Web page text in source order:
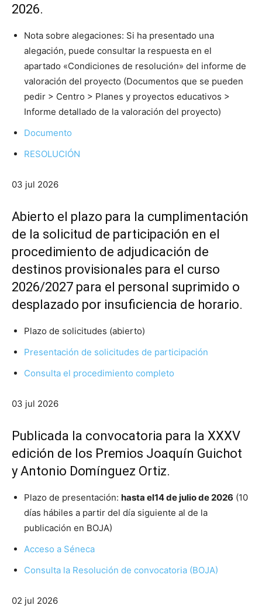
2026.
Nota sobre alegaciones: Si ha presentado una
alegación, puede consultar la respuesta en el
apartado «Condiciones de resolución» del informe de
valoración del proyecto (Documentos que se pueden
pedir > Centro > Planes y proyectos educativos >
Informe detallado de la valoración del proyecto)
Documento
RESOLUCIÓN
03 jul 2026
Abierto el plazo para la cumplimentación
de la solicitud de participación en el
procedimiento de adjudicación de
destinos provisionales para el curso
2026/2027 para el personal suprimido o
desplazado por insuficiencia de horario.
Plazo de solicitudes (abierto)
Presentación de solicitudes de participación
Consulta el procedimiento completo
03 jul 2026
Publicada la convocatoria para la XXXV
edición de los Premios Joaquín Guichot
y Antonio Domínguez Ortiz.
Plazo de presentación: hasta el14de juliode 2026 (10
días hábiles a partir del día siguiente al de la
publicación en BOJA)
Acceso a Séneca
Consulta la Resolución de convocatoria (BOJA)
02 jul 2026